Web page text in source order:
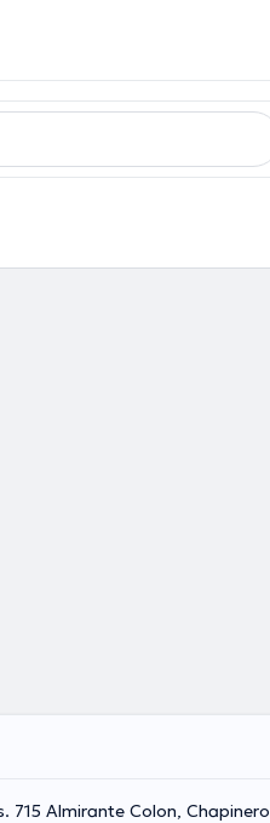
715 Almirante Colon, Chapinero